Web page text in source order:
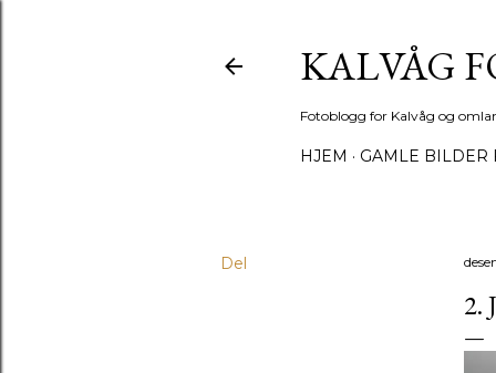
KALVÅG
Fotoblogg for Kalvåg og
HJEM GAMLE BILDER
Del
2.